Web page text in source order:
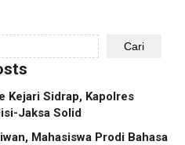
Cari
Kejari Sidrap, Kapolres
Jaksa Solid
Mahasiswa Prodi Bahasa